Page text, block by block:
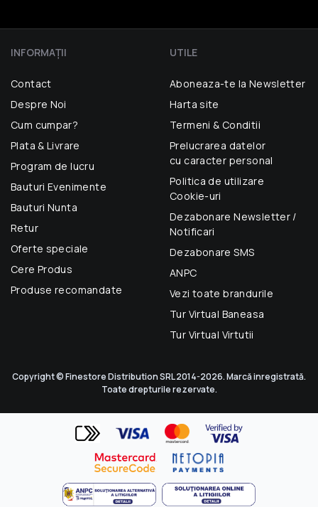
INFORMAŢII
Contact
Despre Noi
Cum cumpar?
Plata & Livrare
Program de lucru
Bauturi Evenimente
Bauturi Nunta
Retur
Oferte speciale
Cere Produs
Produse recomandate
UTILE
Aboneaza-te la Newsletter
Harta site
Termeni & Conditii
Prelucrarea datelor
cu caracter personal
Politica de utilizare
Cookie-uri
Dezabonare Newsletter /
Notificari
Dezabonare SMS
ANPC
Vezi toate brandurile
Tur Virtual Baneasa
Tur Virtual Virtutii
Copyright © Finestore Distribution SRL 2014-2026. Marcă inregistrată.
Toate drepturile rezervate.